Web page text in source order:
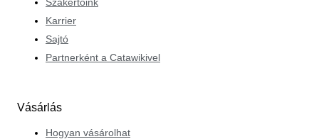
Szakértőink
Karrier
Sajtó
Partnerként a Catawikivel
Vásárlás
Hogyan vásárolhat